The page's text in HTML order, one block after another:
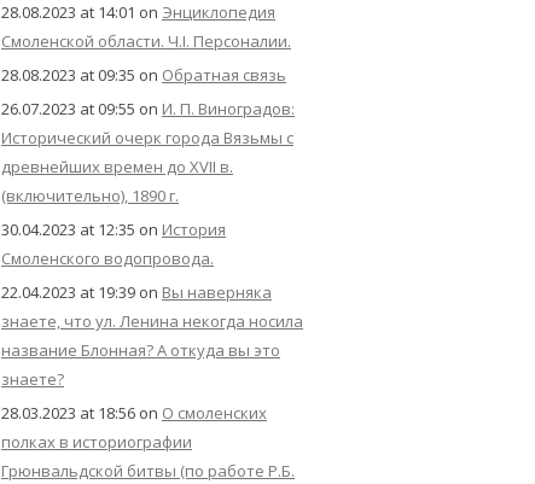
28.08.2023 at 14:01 on Энциклопедия
Смоленской области. Ч.I. Персоналии.
28.08.2023 at 09:35 on Обратная связь
26.07.2023 at 09:55 on И. П. Виноградов:
Исторический очерк города Вязьмы с
древнейших времен до XVII в.
(включительно), 1890 г.
30.04.2023 at 12:35 on История
Смоленского водопровода.
22.04.2023 at 19:39 on Вы наверняка
знаете, что ул. Ленина некогда носила
название Блонная? А откуда вы это
знаете?
28.03.2023 at 18:56 on О смоленских
полках в историографии
Грюнвальдской битвы (по работе Р.Б.